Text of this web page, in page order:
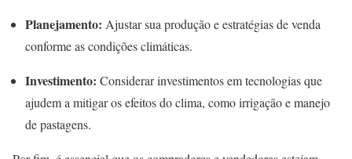
Planejamento: Ajustar sua produção e estratégias de venda
conforme as condições climáticas.
Investimento: Considerar investimentos em tecnologias que
ajudem a mitigar os efeitos do clima, como irrigação e manejo
de pastagens.